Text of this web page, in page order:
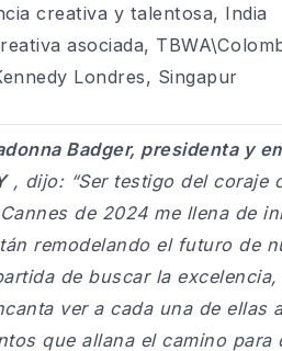
creativa y talentosa, India
asociada,
Londres, Singapur
Badger, presidenta y
, dijo: “Ser testigo del
de 2024 me llena de
remodelando el futuro de
de buscar la
ver a cada una de
que allana el camino